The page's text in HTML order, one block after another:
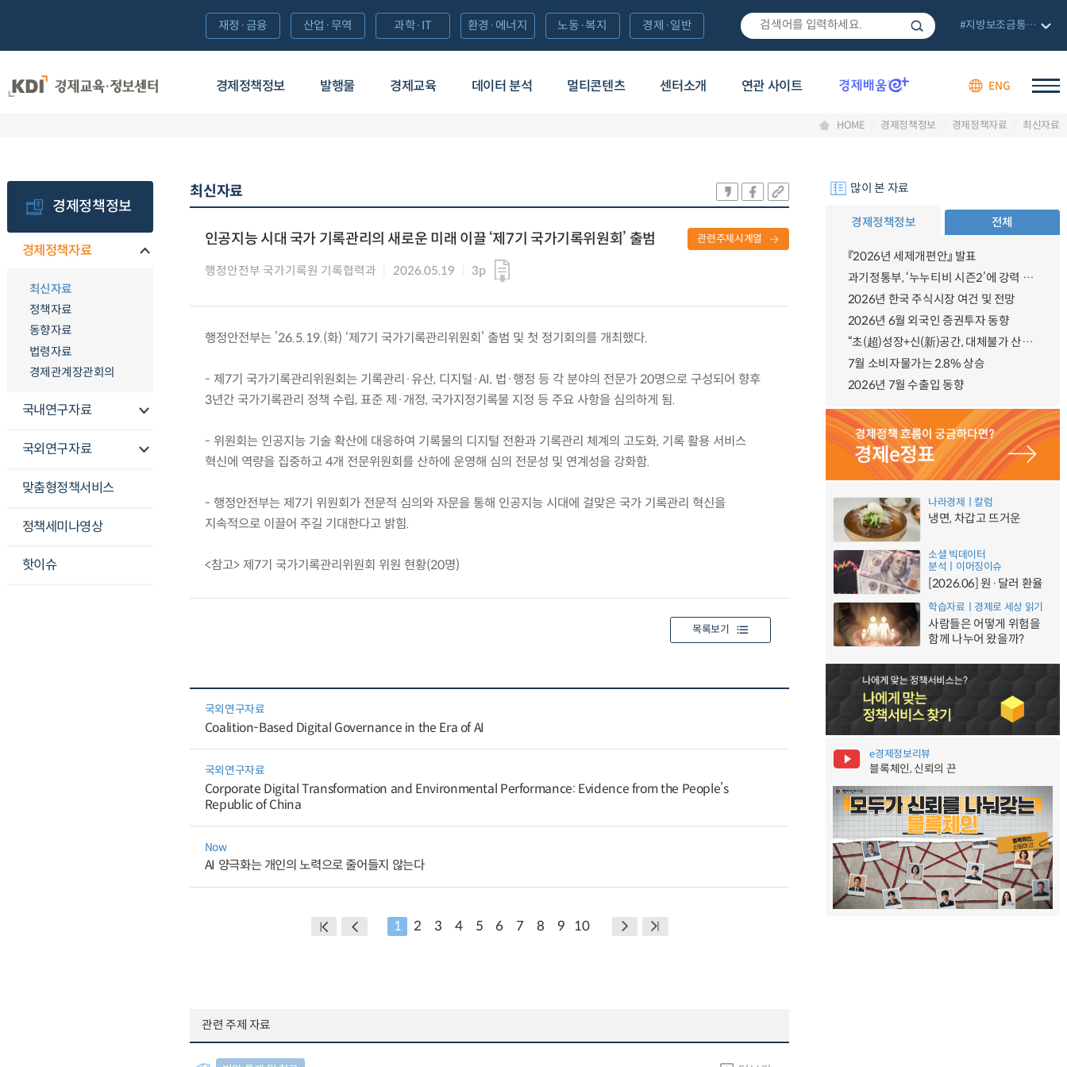
경제정책정보 발행물 경제교육 데이터 분석 멀티콘텐츠 센터소개 연관 사이트 ENG
재정·금융 산업·무역 과학·IT 환경·에너지 노동·복지 경제·일반 #지방보조금통합관리망
HOME 경제정책정보 경제정책자료 최신자료
경제정책정보
경제정책자료
최신자료
정책자료
동향자료
법령자료
경제관계장관회의
국내연구자료
국외연구자료
맞춤형정책서비스
정책세미나영상
핫이슈
최신자료
인공지능 시대 국가 기록관리의 새로운 미래 이끌 ‘제7기 국가기록위원회’ 출범
행정안전부 국가기록원 기록협력과 2026.05.19 3p
관련주제시계열
행정안전부는 ’26.5.19.(화) ‘제7기 국가기록관리위원회’ 출범 및 첫 정기회의를 개최했다.
- 제7기 국가기록관리위원회는 기록관리·유산, 디지털·AI, 법·행정 등 각 분야의 전문가 20명으로 구성되어 향후
3년간 국가기록관리 정책 수립, 표준 제·개정, 국가지정기록물 지정 등 주요 사항을 심의하게 됨.
- 위원회는 인공지능 기술 확산에 대응하여 기록물의 디지털 전환과 기록관리 체계의 고도화, 기록 활용 서비스
혁신에 역량을 집중하고 4개 전문위원회를 산하에 운영해 심의 전문성 및 연계성을 강화함.
- 행정안전부는 제7기 위원회가 전문적 심의와 자문을 통해 인공지능 시대에 걸맞은 국가 기록관리 혁신을
지속적으로 이끌어 주길 기대한다고 밝힘.
<참고> 제7기 국가기록관리위원회 위원 현황(20명)
목록보기
국외연구자료
Coalition-Based Digital Governance in the Era of AI
국외연구자료
Corporate Digital Transformation and Environmental Performance: Evidence from the People’s
Republic of China
Now
AI 양극화는 개인의 노력으로 줄어들지 않는다
1 2 3 4 5 6 7 8 9 10
관련 주제 자료
많이 본 자료
경제정책정보 전체
『2026년 세제개편안』 발표
과기정통부, ‘누누티비 시즌2’에 강력 대응 의지 밝혀
2026년 한국 주식시장 여건 및 전망
2026년 6월 외국인 증권투자 동향
“초(超)성장+신(新)공간, 대체불가 산업강국”
7월 소비자물가는 2.8% 상승
2026년 7월 수출입 동향
나라경제ㅣ칼럼
냉면, 차갑고 뜨거운
소셜 빅데이터
분석ㅣ이머징이슈
[2026.06] 원·달러 환율
학습자료ㅣ경제로 세상 읽기
사람들은 어떻게 위험을
함께 나누어 왔을까?
e경제정보리뷰
블록체인, 신뢰의 끈